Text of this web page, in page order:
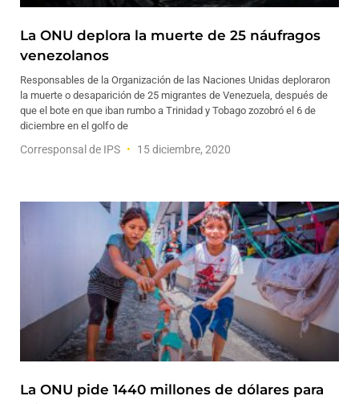
La ONU deplora la muerte de 25 náufragos
venezolanos
Responsables de la Organización de las Naciones Unidas deploraron
la muerte o desaparición de 25 migrantes de Venezuela, después de
que el bote en que iban rumbo a Trinidad y Tobago zozobró el 6 de
diciembre en el golfo de
Corresponsal de IPS 15 diciembre, 2020
La ONU pide 1440 millones de dólares para